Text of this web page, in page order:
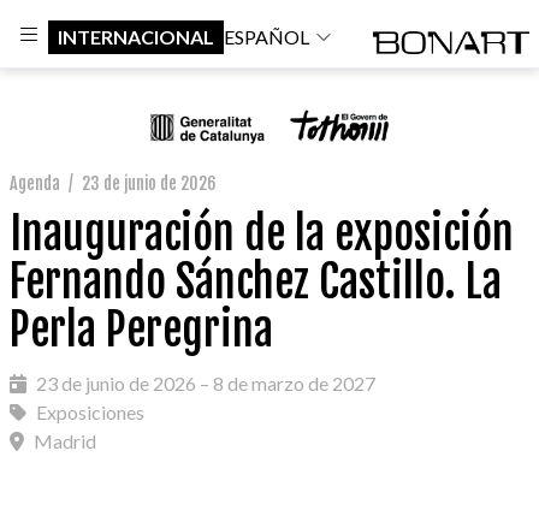
INTERNACIONAL ESPAÑOL
Agenda / 23 de junio de 2026
Inauguración de la exposición
Fernando Sánchez Castillo. La
Perla Peregrina
23 de junio de 2026 – 8 de marzo de 2027
Exposiciones
Madrid